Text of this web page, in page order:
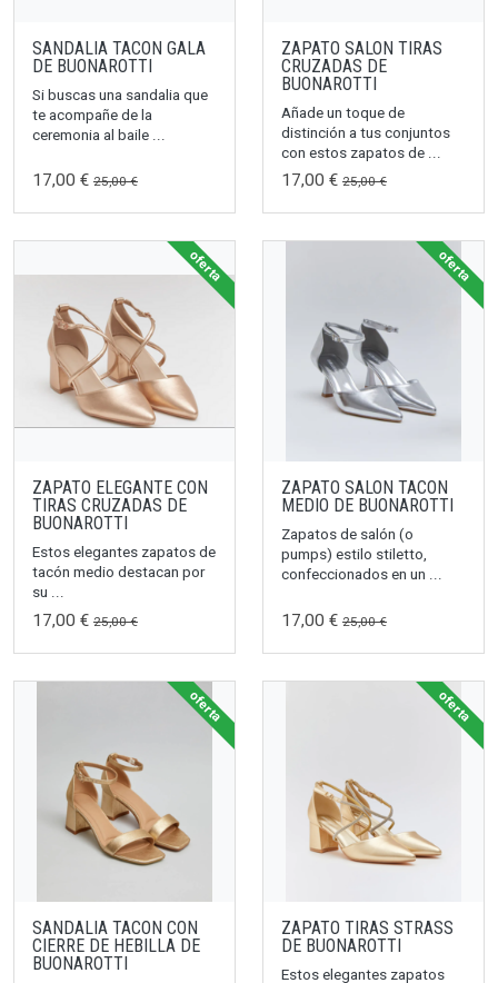
SANDALIA TACON GALA
DE BUONAROTTI
Si buscas una sandalia que
te acompañe de la
ceremonia al baile ...
17,00 € 25,00 €
ZAPATO SALON TIRAS
CRUZADAS DE
BUONAROTTI
Añade un toque de
distinción a tus conjuntos
con estos zapatos de ...
17,00 € 25,00 €
ZAPATO ELEGANTE CON
TIRAS CRUZADAS DE
BUONAROTTI
Estos elegantes zapatos de
tacón medio destacan por
su ...
17,00 € 25,00 €
oferta
ZAPATO SALON TACON
MEDIO DE BUONAROTTI
Zapatos de salón (o
pumps) estilo stiletto,
confeccionados en un ...
17,00 € 25,00 €
oferta
SANDALIA TACON CON
CIERRE DE HEBILLA DE
BUONAROTTI
oferta
ZAPATO TIRAS STRASS
DE BUONAROTTI
Estos elegantes zapatos
oferta